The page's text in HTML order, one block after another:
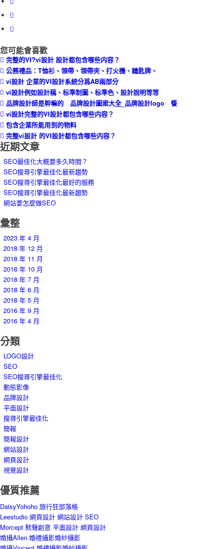
您可能會喜歡
完整的VI?vi設計 設計都包含哪些内容？
公務禮品：T恤衫、領帶、領帶夾、打火機、鑰匙牌、
vi設計 企業的VI設計系統分爲AB兩部分
vi設計例如設計稿、标準制圖、标準色、設計說明等等
品牌設計師是幹嘛的 品牌設計圖案大全_品牌設計logo 餐
vi設計完整的VI設計都包含哪些内容？
包含企業所能用到的物料
完整vi設計 的VI設計都包含哪些内容？
近期文章
SEO最佳化大概要多久時間？
SEO搜尋引擎最佳化最新趨勢
SEO搜尋引擎最佳化最好的服務
SEO搜尋引擎最佳化最新趨勢
網站要怎麼做SEO
彙整
2023 年 4 月
2018 年 12 月
2018 年 11 月
2018 年 10 月
2018 年 7 月
2018 年 6 月
2018 年 5 月
2016 年 9 月
2016 年 4 月
分類
LOGO設計
SEO
SEO搜尋引擎最佳化
動態影像
品牌設計
平面設計
搜尋引擎最佳化
簡報
簡報設計
網站設計
網頁設計
視覺設計
優質推薦
DaisyYohoho 旅行狂部落格
Leestudio 網頁設計 網站設計 SEO
Morcept 默聲創意 平面設計 網頁設計
婚攝Allen 婚禮攝影婚紗攝影